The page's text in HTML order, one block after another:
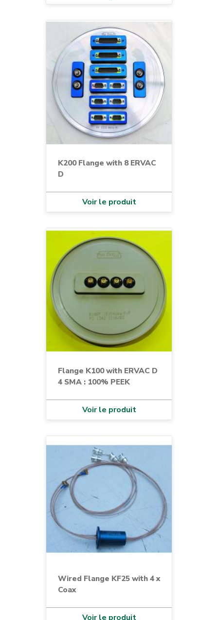
K200 Flange with 8 ERVAC
D
Voir le produit
Flange K100 with ERVAC D
4 SMA : 100% PEEK
Voir le produit
Wired Flange KF25 with 4 x
Coax
Voir le produit